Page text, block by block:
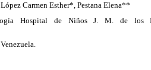
López Carmen Esther*, Pestana Elena**
Hospital de Niños J. M. de los